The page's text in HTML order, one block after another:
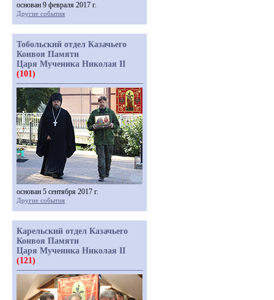
основан 9 февраля 2017 г.
Другие события
Тобольский отдел Казачьего
Конвоя Памяти
Царя Мученика Николая II
(101)
основан 5 сентября 2017 г.
Другие события
Карельский отдел Казачьего
Конвоя Памяти
Царя Мученика Николая II
(121)